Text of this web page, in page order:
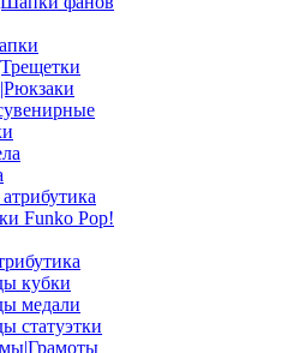
Funko Pop!
кубки
медали
статуэтки